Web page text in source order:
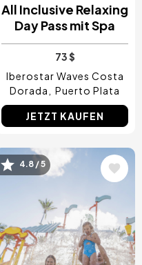
All Inclusive Relaxing
Day Pass mit Spa
73 $
Iberostar Waves Costa
Dorada
Puerto Plata
JETZT KAUFEN
Bild4.8 / 5